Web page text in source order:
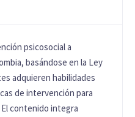
psicosocial a
basándose en la Ley
adquieren habilidades
de intervención para
contenido integra